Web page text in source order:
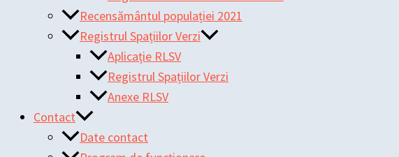
Recensământul populației 2021
Registrul Spațiilor Verzi
Aplicație RLSV
Registrul Spațiilor Verzi
Anexe RLSV
Contact
Date contact